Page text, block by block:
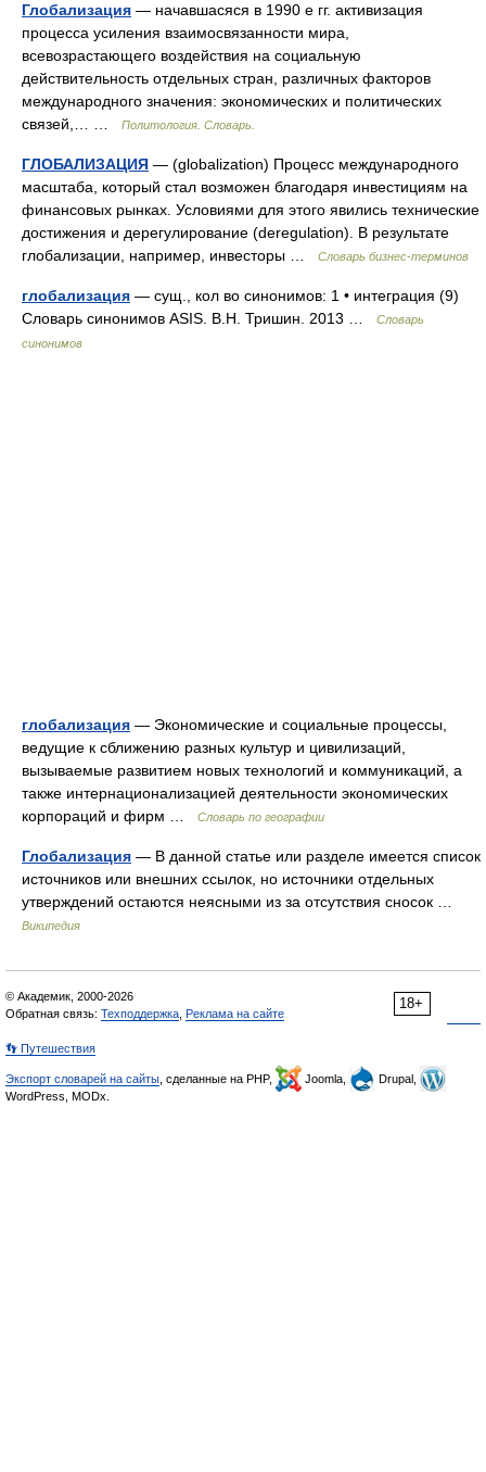
Глобализация — начавшасяся в 1990 е гг. активизация
процесса усиления взаимосвязанности мира,
всевозрастающего воздействия на социальную
действительность отдельных стран, различных факторов
международного значения: экономических и политических
связей,… …
Политология. Словарь.
ГЛОБАЛИЗАЦИЯ — (globalization) Процесс международного
масштаба, который стал возможен благодаря инвестициям на
финансовых рынках. Условиями для этого явились технические
достижения и дерегулирование (deregulation). В результате
глобализации, например, инвесторы …
Словарь бизнес-терминов
глобализация — сущ., кол во синонимов: 1 • интеграция (9)
Словарь синонимов ASIS. В.Н. Тришин. 2013 …
Словарь
синонимов
глобализация — Экономические и социальные процессы,
ведущие к сближению разных культур и цивилизаций,
вызываемые развитием новых технологий и коммуникаций, а
также интернационализацией деятельности экономических
корпораций и фирм …
Словарь по географии
Глобализация — В данной статье или разделе имеется список
источников или внешних ссылок, но источники отдельных
утверждений остаются неясными из за отсутствия сносок …
Википедия
18+
© Академик, 2000-2026
Обратная связь: Техподдержка Реклама на сайте
👣 Путешествия
Экспорт словарей на сайты , сделанные на PHP, Joomla,
Drupal,
WordPress, MODx.